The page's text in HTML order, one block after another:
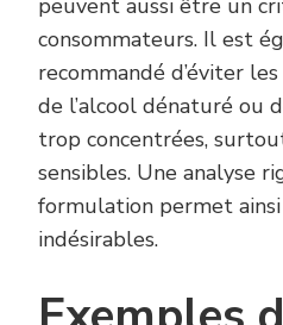
peuvent aussi être un
consommateurs. Il est
recommandé d’éviter
de l’alcool dénaturé ou
trop concentrées,
sensibles. Une analyse
formulation permet ainsi
indésirables.